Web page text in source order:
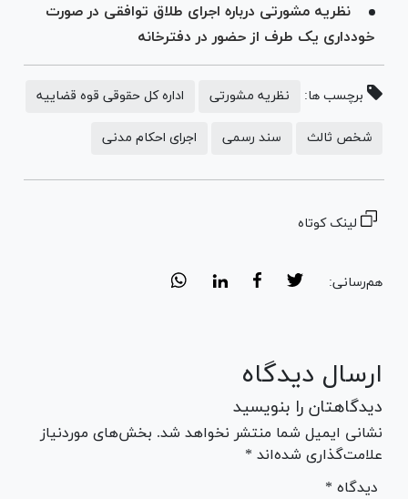
نظریه مشورتی درباره اجرای طلاق توافقی در صورت
خودداری یک طرف از حضور در دفترخانه
برچسب ها: نظریه مشورتی اداره کل حقوقی قوه قضاییه
شخص ثالث سند رسمی اجرای احکام مدنی
لینک کوتاه
هم‌رسانی:
ارسال دیدگاه
دیدگاهتان را بنویسید
نشانی ایمیل شما منتشر نخواهد شد. بخش‌های موردنیاز
علامت‌گذاری شده‌اند *
* دیدگاه